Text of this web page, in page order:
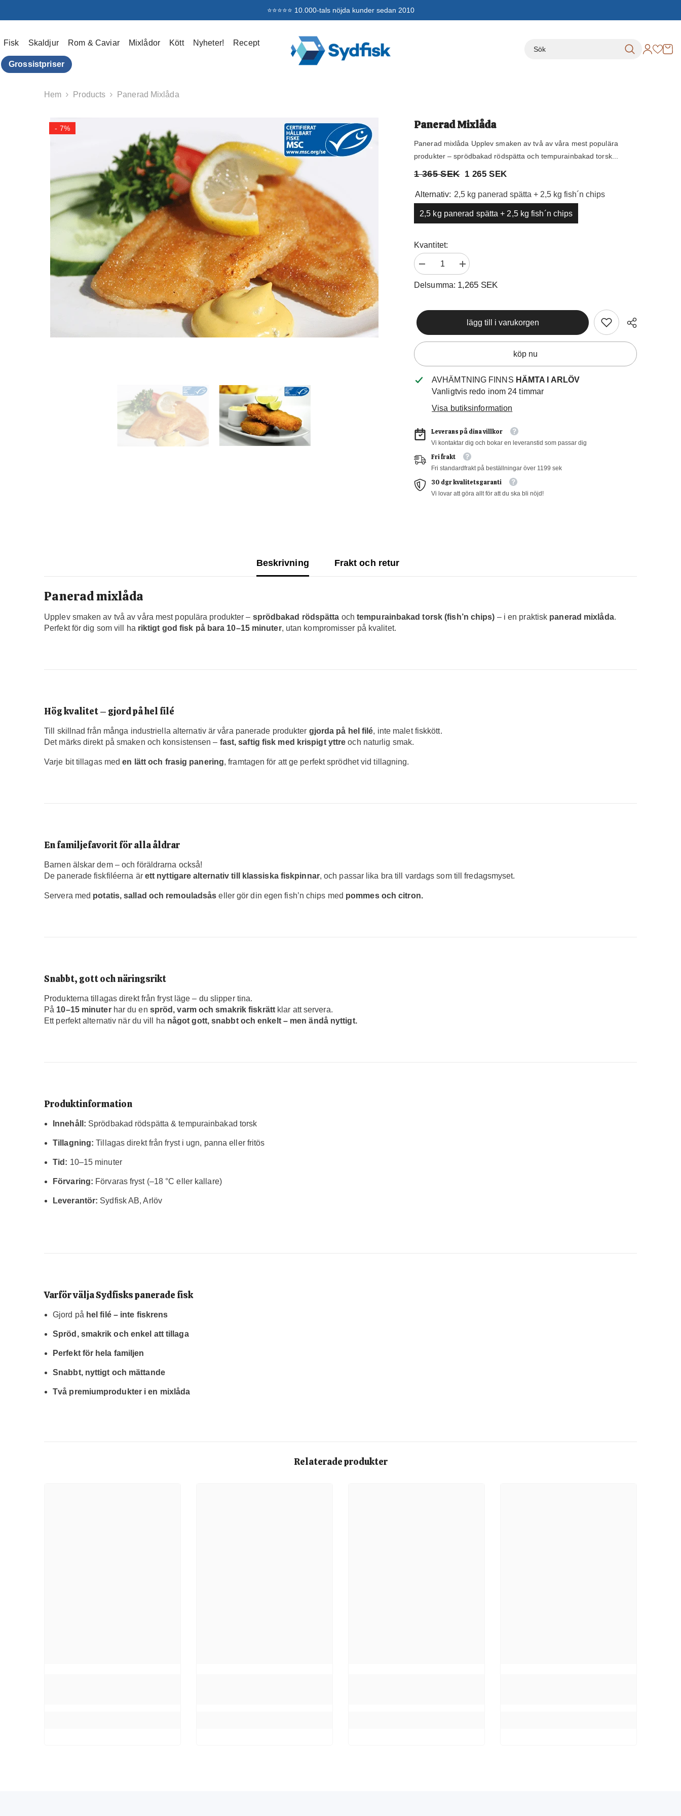
⭐⭐⭐⭐⭐ 10.000-tals nöjda kunder sedan 2010
Fisk Skaldjur Rom & Caviar Mixlådor Kött Nyheter! Recept
Grossistpriser
Hem Products Panerad Mixlåda
- 7% Panerad Mixlåda
Panerad mixlåda Upplev smaken av två av våra mest populära
produkter – sprödbakad rödspätta och tempurainbakad torsk...
1 365 SEK 1 265 SEK
Alternativ: 2,5 kg panerad spätta + 2,5 kg fish´n chips
2,5 kg panerad spätta + 2,5 kg fish´n chips
Kvantitet:
Minska
mängden
för
Panerad
Öka
kvantiteten
för
Panerad
Delsumma: 1,265 SEK
lägg till i varukorgen
köp nu
AVHÄMTNING FINNS HÄMTA I ARLÖV
Vanligtvis redo inom 24 timmar
Visa butiksinformation
Leverans på dina villkor
Vi kontaktar dig och bokar en leveranstid som passar dig
Fri frakt
Fri standardfrakt på beställningar över 1199 sek
30 dgr kvalitetsgaranti
Vi lovar att göra allt för att du ska bli nöjd!
Beskrivning Frakt och retur
Panerad mixlåda
Upplev smaken av två av våra mest populära produkter – sprödbakad rödspätta och tempurainbakad torsk (fish’n chips) – i en praktisk panerad mixlåda.
Perfekt för dig som vill ha riktigt god fisk på bara 10–15 minuter, utan kompromisser på kvalitet.
Hög kvalitet – gjord på hel filé
Till skillnad från många industriella alternativ är våra panerade produkter gjorda på hel filé, inte malet fiskkött.
Det märks direkt på smaken och konsistensen – fast, saftig fisk med krispigt yttre och naturlig smak.
Varje bit tillagas meden lätt och frasig panering, framtagen för att ge perfekt sprödhet vid tillagning.
En familjefavorit för alla åldrar
Barnen älskar dem – och föräldrarna också!
De panerade fiskfiléerna är ett nyttigare alternativ till klassiska fiskpinnar, och passar lika bra till vardags som till fredagsmyset.
Servera med potatis, sallad och remouladsås eller gör din egen fish’n chips med pommes och citron.
Snabbt, gott och näringsrikt
Produkterna tillagas direkt från fryst läge – du slipper tina.
På 10–15 minuterhar du en spröd, varm och smakrik fiskrättklar att servera.
Ett perfekt alternativ när du vill ha något gott, snabbt och enkelt – men ändå nyttigt.
Produktinformation
Innehåll: Sprödbakad rödspätta & tempurainbakad torsk
Tillagning: Tillagas direkt från fryst i ugn, panna eller fritös
Tid: 10–15 minuter
Förvaring: Förvaras fryst (–18 °C eller kallare)
Leverantör: Sydfisk AB, Arlöv
Varför välja Sydfisks panerade fisk
Gjord på hel filé – inte fiskrens
Spröd, smakrik och enkel att tillaga
Perfekt för hela familjen
Snabbt, nyttigt och mättande
Två premiumprodukter i en mixlåda
Relaterade produkter